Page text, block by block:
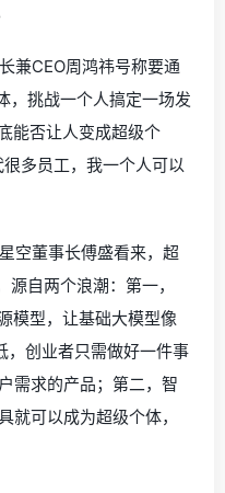
兼CEO周鸿祎号称要通
，挑战一个人搞定一场发
能否让人变成超级个
多员工，我一个人可以
空董事长傅盛看来，超
自两个浪潮：第一，
模型，让基础大模型像
创业者只需做好一件事
需求的产品；第二，智
就可以成为超级个体，